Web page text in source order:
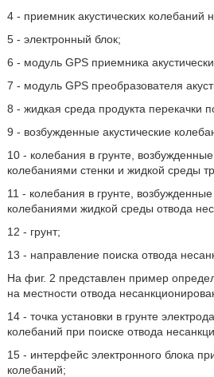
4 - приемник акустических колебаний
5 - электронный блок;
6 - модуль GPS приемника
7 - модуль GPS преобразователя
8 - жидкая среда продукта перекачки
9 - возбужденные акустические
10 - колебания в грунте,
колебаниями стенки и жидкой среды
11 - колебания в грунте, возбужденные
колебаниями жидкой среды отвода
12 - грунт;
13 - направление поиска отвода
На фиг. 2 представлен пример
на местности отвода
14 - точка установки в грунте
колебаний при поиске отвода
15 - интерфейс электронного блока
колебаний;